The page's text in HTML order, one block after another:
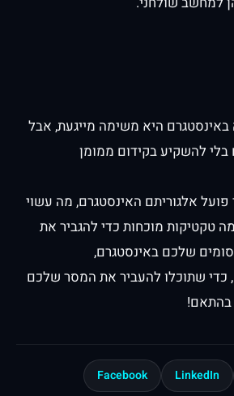
היא משימה מייגעת, אבל
בלי להשקיע בקידום ממומן
אלגוריתם האינסטגרם, מה עשוי
טקטיקות מוכחות כדי להגביר את
שלכם באינסטגרם,
כדי שתוכלו להעביר את המסר שלכם
בהתאם!
LinkedIn
Facebook